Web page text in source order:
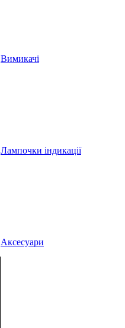
Вимикачі
Лампочки індикації
Аксесуари